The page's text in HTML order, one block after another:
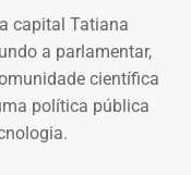
capital Tatiana
a parlamentar,
científica
política pública